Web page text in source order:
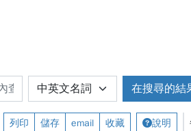
在搜尋的結
列印 儲存 email 收藏 說明